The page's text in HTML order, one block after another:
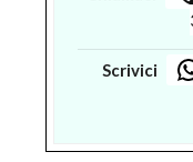
Scrivici